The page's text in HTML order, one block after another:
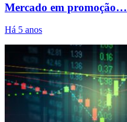
Mercado em promoção…
Há 5 anos